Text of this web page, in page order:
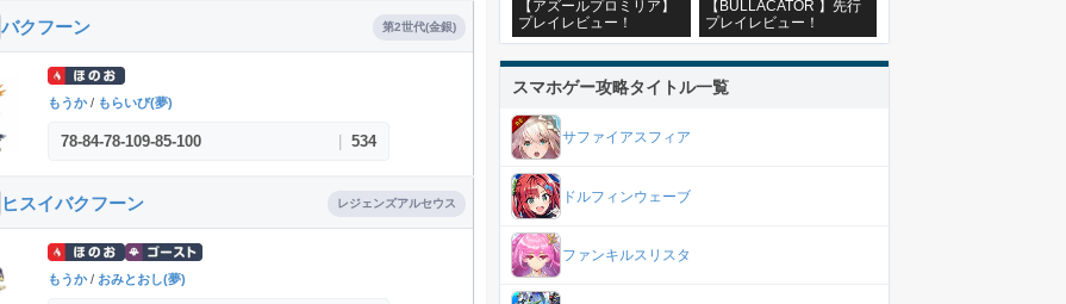
バクフーン 第2世代(金銀)
もうか/ もらいび(夢)
78-84-78-109-85-100 534
ヒスイバクフーン レジェンズアルセウス
もうか/ おみとおし(夢)
【アズールプロミリア】
プレイレビュー！
【BULLACATOR 】先行
プレイレビュー！
スマホゲー攻略タイトル一覧
サファイアスフィア
ドルフィンウェーブ
ファンキルスリスタ